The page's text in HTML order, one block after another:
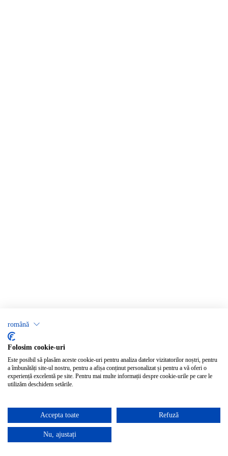
română
Folosim cookie-uri
Este posibil să plasăm aceste cookie-uri pentru analiza datelor vizitatorilor noștri, pentru
a îmbunătăți site-ul nostru, pentru a afișa conținut personalizat și pentru a vă oferi o
experiență excelentă pe site. Pentru mai multe informații despre cookie-urile pe care le
utilizăm deschidem setările.
Accepta toate Refuză
Nu, ajustați